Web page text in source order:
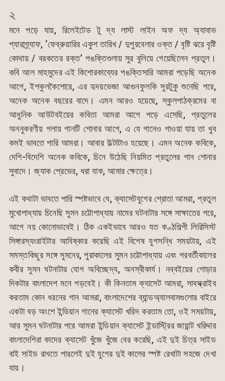
২
মনে পড়ে যায়, রিলেইটেড টু দ্য লাস্ট লাইন অফ দ্য অ্যাবাভ
প্যারাগ্র্যাফ, ‘ফেব্রুয়ারির একুশ তারিখ / দুপুরবেলার ওক্ত / বৃষ্টি ঝরে বৃষ্টি
কোথায় / বরকতের রক্ত’ পঙক্তিগুলায় সুর বুলিয়ে গেয়েছিলেন প্রতুল।
কবি আল মাহমুদের এই কিশোরকাব্যের পঙক্তিসারি আমরা পড়েছি অনেক
আগে, ইশকুলকৈশোরে, এর হৃদয়ভেজা আগুনফুলকি সুরটুকু শুনেছি পরে,
অনেক অনেক বছরের বাদে। এমন আরও হয়েছে, স্কুলপাঠক্রমের বা
আধুনিক আউটবইয়ের কবিতা আমরা আগে পড়ে এসেছি, প্রতুলের
অননুকরণীয় গলায় গানটি শোনার আগে, এ যে গানেও গাওয়া যায় তা খুব
কমই ভাবতে পারি আমরা। আবার উল্টাটাও হয়েছে। এমন অনেক কবিকে,
দেশি-বিদেশি অনেক কবিকে, চিনে উঠেছি নিয়মিত প্রতুলের গান শোনার
সুবাদে। জ্যাক প্রেভের, ধরা যাক, আমার ক্ষেত্রে।
এই কথাটা ভাবতে পারি স্পষ্টভাবে যে, ক্যাসেটযুগের শ্রোতা আমরা, প্রতুল
মুখোপাধ্যায় চিনেছি সুমন চট্টোপাধ্যায় নামের ঘটনাটার সঙ্গে সাক্ষাতের পরে,
আগে নয় কোনোভাবেই। ঠিক একইভাবে আরও যত কণ্ঠশিল্পী লিরিসিস্ট
সিঙ্গারস্যংরাইটার আবিষ্কার করেছি এই বিশেষ যুগসন্ধি সময়টায়, এই
সমস্তকিছুর সঙ্গে সুমনের, পুরাকালের সুমন চট্টোপাধ্যায় এবং পরবর্তীকালের
কবীর সুমন ঘটনাটার যোগ অবিচ্ছেদ্য, অনস্বীকার্য। নব্বইয়ের গোড়ার
দিকটার বাংলাদেশ মনে পড়বেই। কী কিনতাম ক্যাসেট আমরা, সাবস্ক্রাইব
করতাম কোন ধরনের গান আমরা, বাংলাদেশের ব্যান্ডঅ্যালবামগুলোর বাইরে
একটা বড় অংশে ইন্ডিয়ান গানের ক্যাসেট খরিদ করতাম তো, ওই সময়টায়,
আর সুমন ঘটনাটার পরে আমরা ইন্ডিয়ান ক্যাসেট ইন্ডাস্ট্রির জায়ান্ট খরিদ্দার
বাংলাদেশিরা কাদের ক্যাসেট খুঁজে খুঁজে বের করেছি, এই দুই চিত্র সাইড
বাই সাইড রাখতে পারলেই দুই যুগের দুই কালের স্পষ্ট রেখাটা সহজে দেখা
যায়।